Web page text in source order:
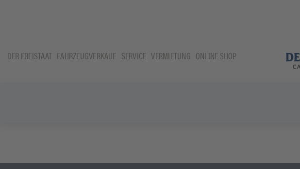
DER FREISTAAT FAHRZEUGVERKAUF SERVICE VERMIETUNG ONLINE SHOP